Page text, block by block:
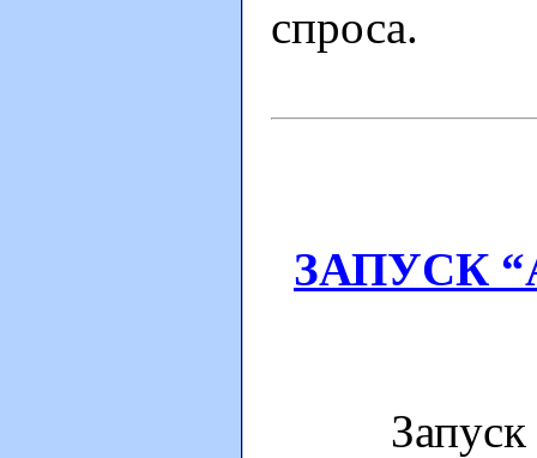
спроса.
ЗАПУСК
Запуск